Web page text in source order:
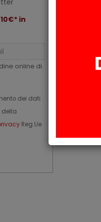
in
online di
dei dati
della
Reg.Ue